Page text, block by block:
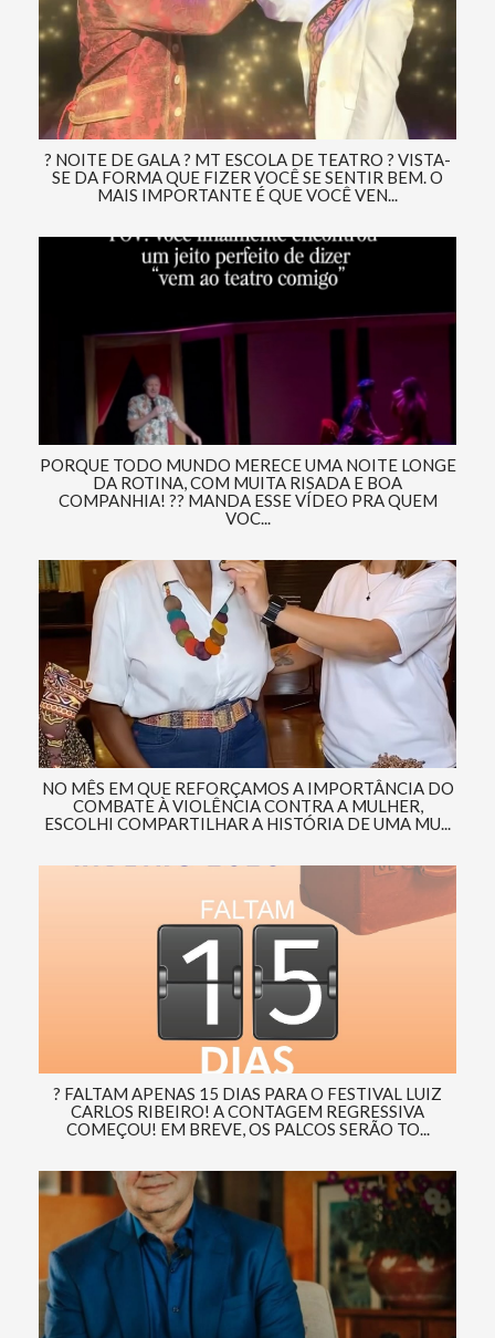
? NOITE DE GALA ? MT ESCOLA DE TEATRO ? VISTA-
SE DA FORMA QUE FIZER VOCÊ SE SENTIR BEM. O
MAIS IMPORTANTE É QUE VOCÊ VEN...
PORQUE TODO MUNDO MERECE UMA NOITE LONGE
DA ROTINA, COM MUITA RISADA E BOA
COMPANHIA! ?? MANDA ESSE VÍDEO PRA QUEM
VOC...
NO MÊS EM QUE REFORÇAMOS A IMPORTÂNCIA DO
COMBATE À VIOLÊNCIA CONTRA A MULHER,
ESCOLHI COMPARTILHAR A HISTÓRIA DE UMA MU...
? FALTAM APENAS 15 DIAS PARA O FESTIVAL LUIZ
CARLOS RIBEIRO! A CONTAGEM REGRESSIVA
COMEÇOU! EM BREVE, OS PALCOS SERÃO TO...